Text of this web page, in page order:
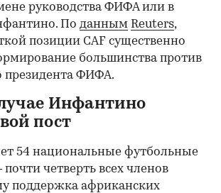
руководства ФИФА или в
По данным Reuters,
позиции CAF существенно
большинства против
президента ФИФА.
Инфантино
пост
54 национальные футбольные
четверть всех членов
поддержка африканских